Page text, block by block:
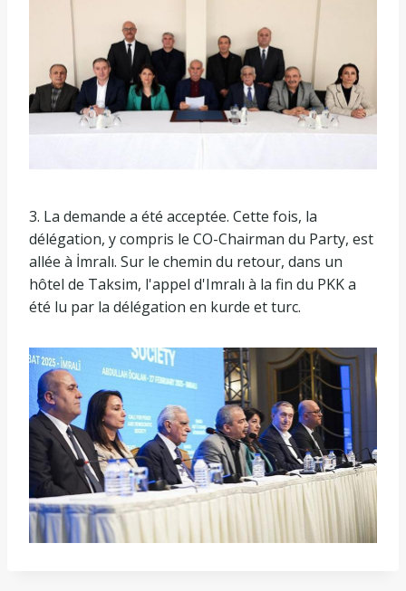
3. La demande a été acceptée. Cette fois, la
délégation, y compris le CO-Chairman du Party, est
allée à İmralı. Sur le chemin du retour, dans un
hôtel de Taksim, l'appel d'Imralı à la fin du PKK a
été lu par la délégation en kurde et turc.